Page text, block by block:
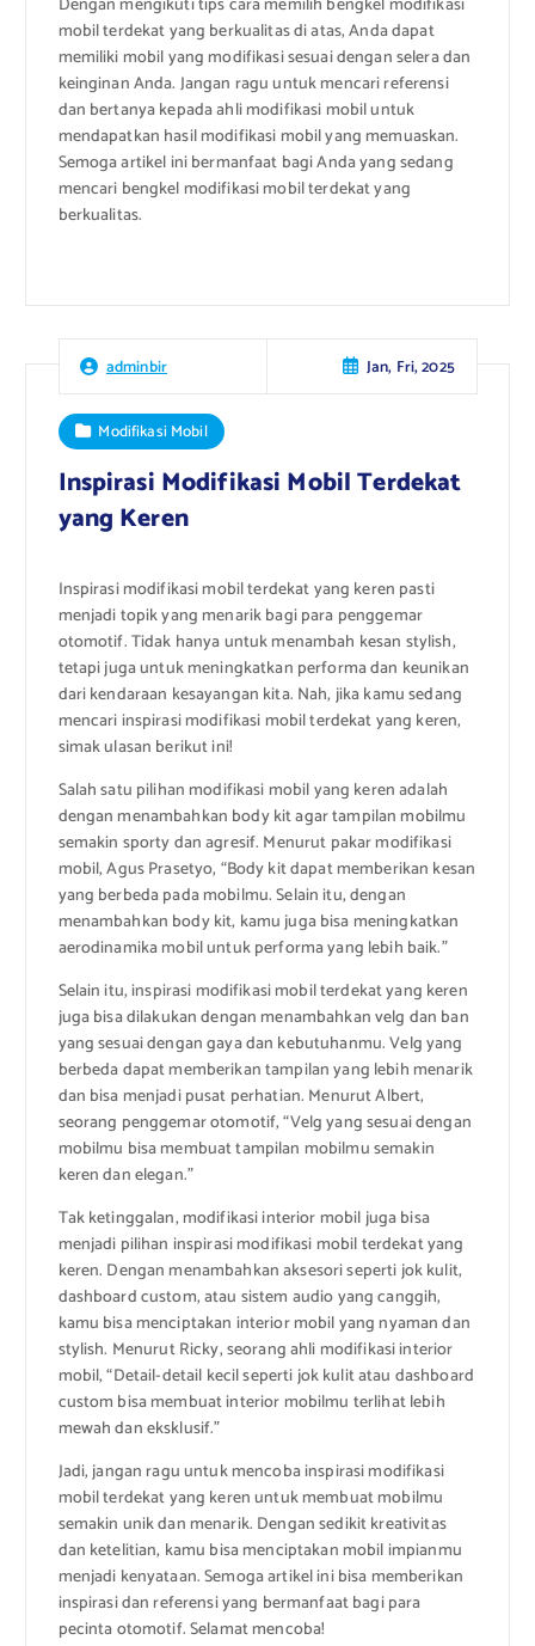
Dengan mengikuti tips cara memilih bengkel modifikasi
mobil terdekat yang berkualitas di atas, Anda dapat
memiliki mobil yang modifikasi sesuai dengan selera dan
keinginan Anda. Jangan ragu untuk mencari referensi
dan bertanya kepada ahli modifikasi mobil untuk
mendapatkan hasil modifikasi mobil yang memuaskan.
Semoga artikel ini bermanfaat bagi Anda yang sedang
mencari bengkel modifikasi mobil terdekat yang
berkualitas.
adminbir Jan, Fri, 2025
Modifikasi Mobil
Inspirasi Modifikasi Mobil Terdekat
yang Keren
Inspirasi modifikasi mobil terdekat yang keren pasti
menjadi topik yang menarik bagi para penggemar
otomotif. Tidak hanya untuk menambah kesan stylish,
tetapi juga untuk meningkatkan performa dan keunikan
dari kendaraan kesayangan kita. Nah, jika kamu sedang
mencari inspirasi modifikasi mobil terdekat yang keren,
simak ulasan berikut ini!
Salah satu pilihan modifikasi mobil yang keren adalah
dengan menambahkan body kit agar tampilan mobilmu
semakin sporty dan agresif. Menurut pakar modifikasi
mobil, Agus Prasetyo, “Body kit dapat memberikan kesan
yang berbeda pada mobilmu. Selain itu, dengan
menambahkan body kit, kamu juga bisa meningkatkan
aerodinamika mobil untuk performa yang lebih baik.”
Selain itu, inspirasi modifikasi mobil terdekat yang keren
juga bisa dilakukan dengan menambahkan velg dan ban
yang sesuai dengan gaya dan kebutuhanmu. Velg yang
berbeda dapat memberikan tampilan yang lebih menarik
dan bisa menjadi pusat perhatian. Menurut Albert,
seorang penggemar otomotif, “Velg yang sesuai dengan
mobilmu bisa membuat tampilan mobilmu semakin
keren dan elegan.”
Tak ketinggalan, modifikasi interior mobil juga bisa
menjadi pilihan inspirasi modifikasi mobil terdekat yang
keren. Dengan menambahkan aksesori seperti jok kulit,
dashboard custom, atau sistem audio yang canggih,
kamu bisa menciptakan interior mobil yang nyaman dan
stylish. Menurut Ricky, seorang ahli modifikasi interior
mobil, “Detail-detail kecil seperti jok kulit atau dashboard
custom bisa membuat interior mobilmu terlihat lebih
mewah dan eksklusif.”
Jadi, jangan ragu untuk mencoba inspirasi modifikasi
mobil terdekat yang keren untuk membuat mobilmu
semakin unik dan menarik. Dengan sedikit kreativitas
dan ketelitian, kamu bisa menciptakan mobil impianmu
menjadi kenyataan. Semoga artikel ini bisa memberikan
inspirasi dan referensi yang bermanfaat bagi para
pecinta otomotif. Selamat mencoba!